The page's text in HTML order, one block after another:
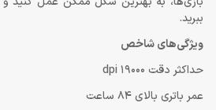
ببرید.
ویژگی‌های شاخص
حداکثر دقت 19000 dpi
عمر باتری بالای 84 ساعت